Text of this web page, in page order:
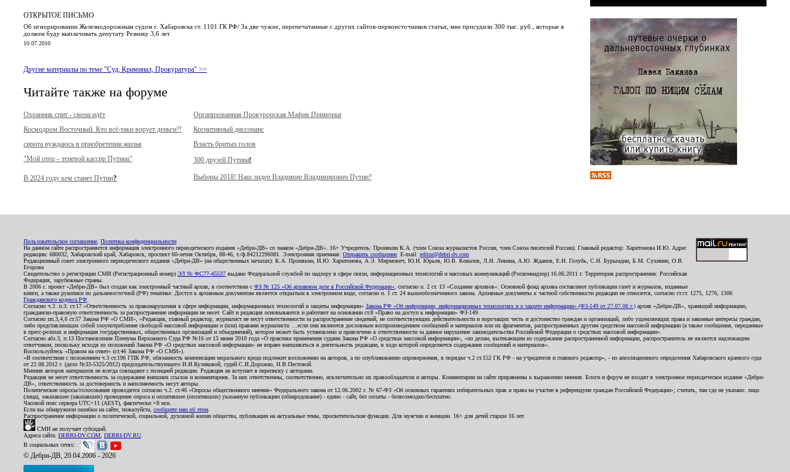
ОТКРЫТОЕ ПИСЬМО
Об игнорировании Железнодорожным судом г. Хабаровска ст. 1101 ГК РФ/ За две чужие, перепечатанные с других сайтов-первоисточников статьи, мне присудили 300 тыс. руб., которые я
должен буду выплачивать депутату Резнику 3,6 лет
10.07.2010
Другие материалы по теме "Суд, Криминал, Прокуратура" >>
Читайте также на форуме
Охранник спит - смена идёт
Организованная Прокурорская Мафия Приморья
Космодром Восточный. Кто всё-таки ворует деньги?!
Когнитивный диссонанс
сирота нуждаюсь в приобретении жилья
Власть бритых голов
"Мой отец – теневой кассир Путина"
300 друзей Путина❗️
В 2024 году кем станет Путин❓ Выборы 2018! Наш лидер Владимир Владимирович Путин?
Пользовательское соглашение Политика конфиденциальности
На данном сайте распространяется информация электронного периодического издания «Дебри-ДВ» со знаком «Дебри-ДВ». 16+ Учредитель: Пронякин К.А. (член Союза журналистов России, член Союза писателей России). Главный редактор: Харитонова И.Ю. Адрес
редакции: 680032, Хабаровский край, Хабаровск, проспект 60-летия Октября, 88-46, т./ф.84212296081. Электронная приемная: Отправить сообщение . E-mail: editor@debri-dv.com
Редакционный совет электронного периодического издания «Дебри-ДВ» (на общественных началах): К.А. Пронякин, И.Ю. Харитонова, А.Э. Мирмович, Ю.Н. Юрьев, Ю.В. Ковалев, Л.Н. Левина, А.Ю. Жданов, Е.Н. Голубь, С.Н. Бурындин, Б.М. Сухинин, О.В.
Егорова
Свидетельство о регистрации СМИ (Регистрационный номер) ЭЛ № ФС77-45537 выдано Федеральной службой по надзору в сфере связи, информационных технологий и массовых коммуникаций (Роскомнадзор) 16.06.2011 г. Территория распространения: Российская
Федерация, зарубежные страны.
В 2006 г. проект «Дебри-ДВ» был создан как электронный частный архив, в соответствии с ФЗ № 125 «Об архивном деле в Российской Федерации» , согласно п. 2 ст. 13 «Создание архивов». Основной фонд архива составляют публикации газет и журналов, изданные
книги, а также рукописи по дальневосточной (РФ) тематике. Доступ к архивным документам является открытым в электронном виде, согласно п. 1 ст. 24 вышеобозначенного закона. Архивные документы к частной собственности редакции не относятся, согласно ст.ст. 1275, 1276, 1306
Гражданского кодекса РФ
Согласно ч.2. п.3. ст.17 «Ответственность за правонарушения в сфере информации, информационных технологий и защиты информации» Закона РФ «Об информации, информационных технологиях и о защите информации» (ФЗ-149 от 27.07.06 г.) архив «Дебри-ДВ», хранящий информацию,
гражданско-правовую ответственность за распространение информации не несет. Сайт и редакция основываются и работают на основании ст.8 «Право на доступ к информации» ФЗ-149.
Согласно пп.3,4,6 ст.57 Закона РФ «О СМИ», «Редакция, главный редактор, журналист не несут ответственности за распространение сведений, не соответствующих действительности и порочащих честь и достоинство граждан и организаций, либо ущемляющих права и законные интересы граждан,
либо представляющих собой злоупотребление свободой массовой информации и (или) правами журналиста: ...если они являются дословным воспроизведением сообщений и материалов или их фрагментов, распространенных другим средством массовой информации (а также сообщения, переданные
в пресс-релизах и информация государственных, общественных организаций и объединений), которое может быть установлено и привлечено к ответственности за данное нарушение законодательства Российской Федерации о средствах массовой информации».
Согласно абз.3, п.13 Постановления Пленума Верховного Суда РФ №16 от 15 июня 2010 года «О практике применения судами Закона РФ «О средствах массовой информации», «по делам, вытекающим из содержания распространенной информации, распространитель не является надлежащим
ответчиком, поскольку исходя из положений Закона РФ «О средствах массовой информации» не вправе вмешиваться в деятельность редакции, в ходе которой определяется содержание сообщений и материалов».
Воспользуйтесь «Правом на ответ» (ст.46 Закона РФ «О СМИ»).
«В соответствии с положением ч.3 ст.196 ГПК РФ, обязанность компенсации морального вреда подлежит возложению на авторов, а по опубликованию опровержения, в порядке ч.2 ст.152 ГК РФ - на учредителя и главного редактор», - из апелляционного определения Хабаровского краевого суда
от 22.08.2012 г. (дело №33-5325/2012) председательствующего И.И.Куликовой, судей С.И.Дорожко, Н.В.Пестовой.
Мнения авторов материалов не всегда совпадают с позицией редакции. Редакция не вступает в переписку с авторами.
Редакция не несет ответственность за содержание внешних ссылок и комментариев. За них ответственны, соответственно, исключительно их правообладатели и авторы. Комментарии на сайте приравнены к выражению мнения. Блоги и форум не входят в электронное периодическое издание «Дебри-
ДВ», ответственность за достоверность и наполняемость несут авторы.
Политические опросы/голосования проводятся согласно ч.2. ст.46 «Опросы общественного мнения» Федерального закона от 12.06.2002 г. № 67-ФЗ «Об основных гарантиях избирательных прав и права на участие в референдуме граждан Российской Федерации»; считать, там где не указано: лицо
(лица), заказавшее (заказавших) проведение опроса и оплатившее (оплативших) указанную публикацию (обнародование) - едино - сайт, без оплаты - безвозмездно/бесплатно.
Часовой пояс сервера UTC+11 (AEST), фактически +8 мск.
Если вы обнаружили ошибки на сайте, пожалуйста, сообщите нам об этом
Распространение информации о политической, социальной, духовной жизни общества, публикации на актуальные темы, просветительские функции. Для мужчин и женщин. 16+ для детей старше 16 лет.
СМИ не получает субсидий.
Адреса сайта: DEBRI-DV.COM DEBRI-DV.RU
В социальных сетях:
© Дебри-ДВ, 20.04.2006 - 2026